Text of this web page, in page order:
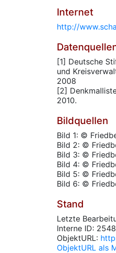
Internet
http://
[1] Deutsche
und
2008
[2]
2010.
Bildquellen
Bild 1: ©
Bild 2: ©
Bild 3: ©
Bild 4: ©
Bild 5: ©
Bild 6: ©
Stand
Letzte
Interne ID: 2548
ObjektURL:
ObjektURL als